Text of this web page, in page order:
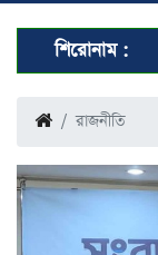
শিরোনাম :
মাথা ও দুই হাত
রাজনীতি